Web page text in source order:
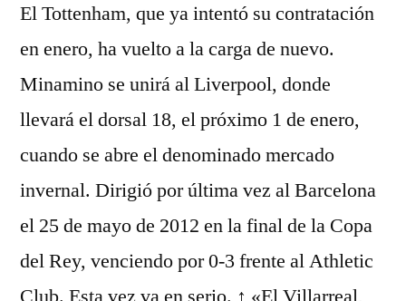
El Tottenham, que ya intentó su contratación
en enero, ha vuelto a la carga de nuevo.
Minamino se unirá al Liverpool, donde
llevará el dorsal 18, el próximo 1 de enero,
cuando se abre el denominado mercado
invernal. Dirigió por última vez al Barcelona
el 25 de mayo de 2012 en la final de la Copa
del Rey, venciendo por 0-3 frente al Athletic